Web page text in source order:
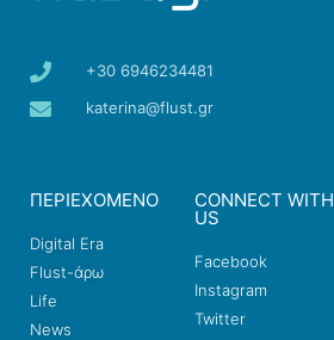
+30 6946234481
katerina@flust.gr
ΠΕΡΙΕΧΟΜΕΝΟ
Digital Era
Flust-άρω
Life
News
CONNECT WITH
US
Facebook
Instagram
Twitter